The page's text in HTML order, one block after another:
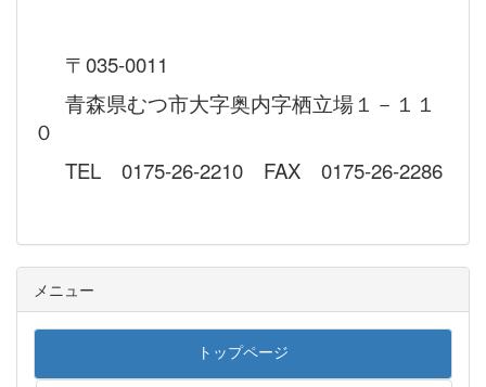
〒035-0011
青森県むつ市大字奥内字栖立場１－１１
０
TEL 0175-26-2210 FAX 0175-26-2286
メニュー
トップページ